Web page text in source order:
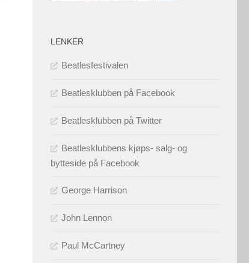
LENKER
Beatlesfestivalen
Beatlesklubben på Facebook
Beatlesklubben på Twitter
Beatlesklubbens kjøps- salg- og
bytteside på Facebook
George Harrison
John Lennon
Paul McCartney